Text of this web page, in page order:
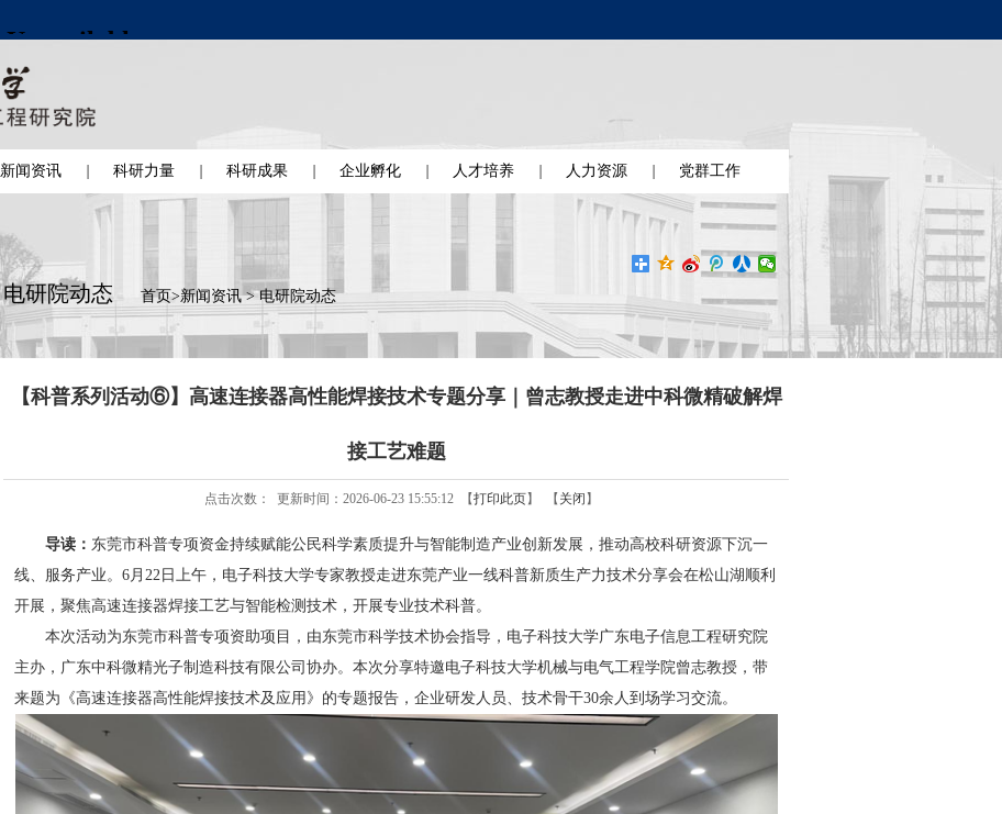
新闻资讯 科研力量 科研成果 企业孵化 人才培养 人力资源 党群工作
电研院动态 首页>新闻资讯>电研院动态
【科普系列活动⑥】高速连接器高性能焊接技术专题分享｜曾志教授走进中科微精破解焊
接工艺难题
点击次数： 更新时间：2026-06-23 15:55:12 【打印此页】 【 关闭 】
导读： 东莞市科普专项资金持续赋能公民科学素质提升与智能制造产业创新发展，推动高校科研资源下沉一
线、服务产业。6月22日上午，电子科技大学专家教授走进东莞产业一线科普新质生产力技术分享会在松山湖顺利
开展，聚焦高速连接器焊接工艺与智能检测技术，开展专业技术科普。
本次活动为东莞市科普专项资助项目，由东莞市科学技术协会指导，电子科技大学广东电子信息工程研究院
主办，广东中科微精光子制造科技有限公司协办。本次分享特邀电子科技大学机械与电气工程学院曾志教授，带
来题为《高速连接器高性能焊接技术及应用》的专题报告，企业研发人员、技术骨干30余人到场学习交流。